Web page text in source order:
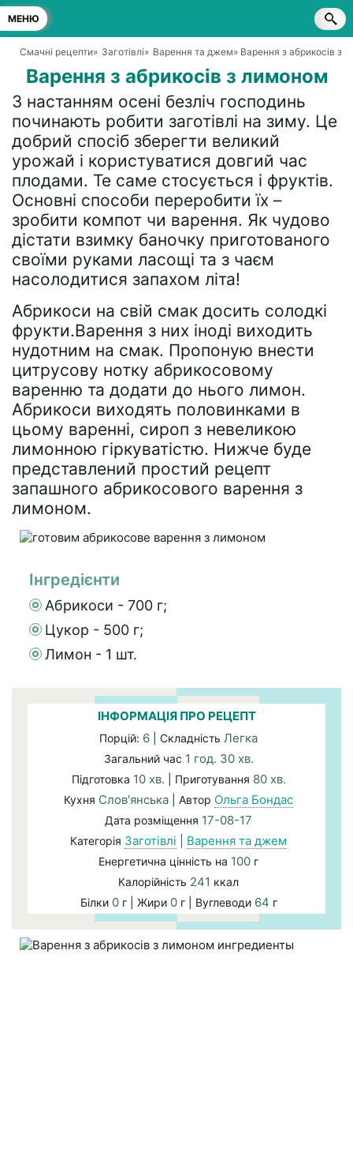
МЕНЮ
Смачні рецепти» Заготівлі» Варення та джем» Варення з абрикосів з
Варення з абрикосів з лимоном
З настанням осені безліч господинь
починають робити заготівлі на зиму. Це
добрий спосіб зберегти великий
урожай і користуватися довгий час
плодами. Те саме стосується і фруктів.
Основні способи переробити їх –
зробити компот чи варення. Як чудово
дістати взимку баночку приготованого
своїми руками ласощі та з чаєм
насолодитися запахом літа!
Абрикоси на свій смак досить солодкі
фрукти.Варення з них іноді виходить
нудотним на смак. Пропоную внести
цитрусову нотку абрикосовому
варенню та додати до нього лимон.
Абрикоси виходять половинками в
цьому варенні, сироп з невеликою
лимонною гіркуватістю. Нижче буде
представлений простий рецепт
запашного абрикосового варення з
лимоном.
Інгредієнти
Абрикоси - 700 г;
Цукор - 500 г;
Лимон - 1 шт.
ІНФОРМАЦІЯ ПРО РЕЦЕПТ
Порцій: 6 | Складність Легка
Загальний час 1 год. 30 хв.
Підготовка 10 хв. | Приготування 80 хв.
Кухня Слов'янська | Автор Ольга Бондас
Дата розміщення 17-08-17
Категорія Заготівлі Варення та джем
Енергетична цінність на 100 г
Калорійність 241 ккал
Білки 0г | Жири 0г | Вуглеводи 64 г